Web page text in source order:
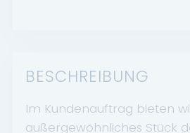
BESCHREIBUNG
Im Kundenauftrag bieten
außergewöhnliches Stück